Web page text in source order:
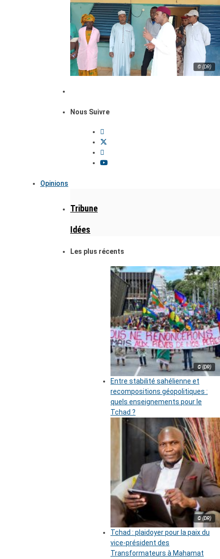
© (DR)
Nous Suivre
Opinions
Tribune
Idées
Les plus récents
© (DR)
Entre stabilité sahélienne et
recompositions géopolitiques :
quels enseignements pour le
Tchad ?
© (DR)
Tchad : plaidoyer pour la paix du
vice-président des
Transformateurs à Mahamat